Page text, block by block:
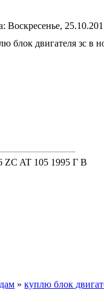
Воскресенье,
блок двигателя зс в
ZC AT 105 1995 Г В
» куплю блок